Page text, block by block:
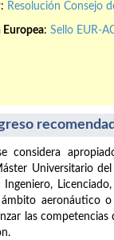
Resolución Consejo
: Sello EUR-
considera
Universitario del
ámbito aeronáutico
las